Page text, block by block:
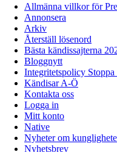
Allmänna villkor för
Annonsera
Arkiv
Återställ lösenord
Bästa kändissajterna
Bloggnytt
Integritetspolicy Stoppa
Kändisar A-Ö
Kontakta oss
Logga in
Mitt konto
Native
Nyheter om
Nyhetsbrev